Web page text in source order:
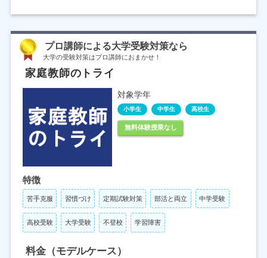
プロ講師による大学受験対策なら
大学の受験対策はプロ講師におまかせ！
家庭教師のトライ
対象学年
小学生 中学生 高校生
無料体験授業なし
特徴
苦手克服 習慣づけ 定期試験対策 部活と両立 中学受験
高校受験 大学受験 不登校 学習障害
料金（モデルケース）